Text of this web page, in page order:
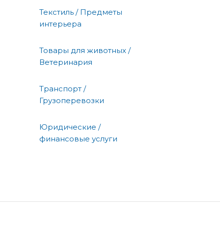
Текстиль / Предметы
интерьера
Товары для животных /
Ветеринария
Транспорт /
Грузоперевозки
Юридические /
финансовые услуги